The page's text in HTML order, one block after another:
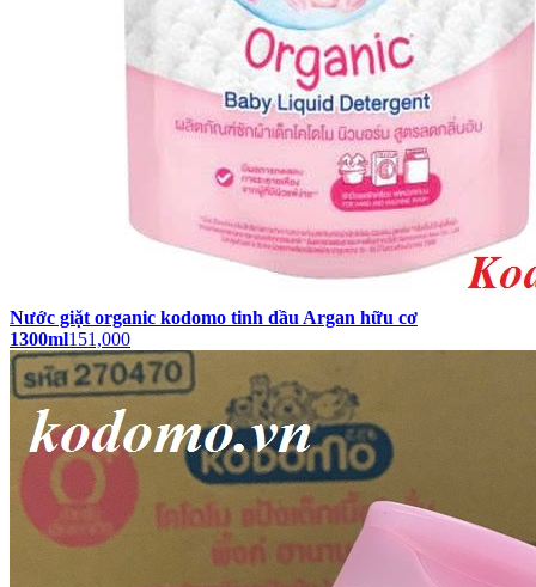
Nước giặt organic kodomo tinh dầu Argan hữu cơ
1300ml151,000